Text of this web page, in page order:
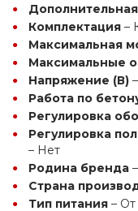
Комплектация –
Максимальная
Максимальные
Напряжение (В)
Работа по
Регулировка
Регулировка
– Нет
Родина бренда
Страна
Тип питания – От